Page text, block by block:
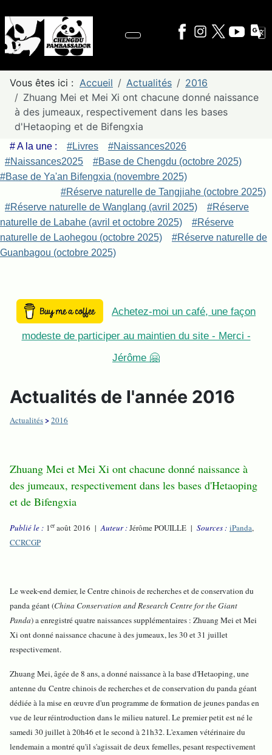
Vous êtes ici : Accueil Actualités
2016
Zhuang Mei et Mei Xi ont chacune donné naissance
à des jumeaux, respectivement dans les bases
d'Hetaoping et de Bifengxia
# A la une : #Livres
#Naissances2026
#Naissances2025
#Base de Chengdu (octobre 2025)
#Base de Ya'an Bifengxia (novembre 2025)
#Réserve naturelle de Tangjiahe (octobre 2025)
#Réserve naturelle de Wanglang (avril 2025)
#Réserve
naturelle de Labahe (avril et octobre 2025)
#Réserve
naturelle de Laohegou (octobre 2025)
#Réserve naturelle de
Guanbagou (octobre 2025)
Achetez-moi un café, une façon
modeste de participer au maintien du site - Merci -
Jérôme 🤗
Actualités de l'année 2016
Actualités>2016
Zhuang Mei et Mei Xi ont chacune donné naissance à
des jumeaux, respectivement dans les bases d'Hetaoping
et de Bifengxia
Publié le : 1eraoût 2016 |Auteur :Jérôme POUILLE | Sources : iPanda,
CCRCGP
Le week-end dernier, le Centre chinois de recherches et de conservation du
panda géant (China Conservation and Research Centre for the Giant
Panda) a enregistré quatre naissances supplémentaires : Zhuang Mei et Mei
Xi ont donné naissance chacune à des jumeaux, les 30 et 31 juillet
respectivement.
Zhuang Mei, âgée de 8 ans, a donné naissance à la base d'Hetaoping, une
antenne du Centre chinois de recherches et de conservation du panda géant
dédiée à la mise en œuvre d'un programme de formation de jeunes pandas en
vue de leur réintroduction dans le milieu naturel. Le premier petit est né le
samedi 30 juillet à 20h46 et le second à 21h32. L'examen vétérinaire du
lendemain a montré qu'il s'agissait de deux femelles, pesant respectivement